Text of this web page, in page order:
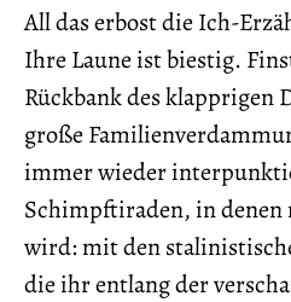
All das erbost die Ich-
Ihre Laune ist biestig.
Rückbank des klapprigen
große
immer wieder
Schimpftiraden, in denen
wird: mit den
die ihr entlang der